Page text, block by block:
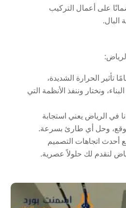
على أعمال التركيب
البال.
تأثير الحرارة الشديدة،
ونختار وننفذ الأنظمة التي
في الرياض يعني استجابة
وحل أي طارئ بسرعة.
أحدث اتجاهات التصميم
لنقدم لك حلولاً عصرية.